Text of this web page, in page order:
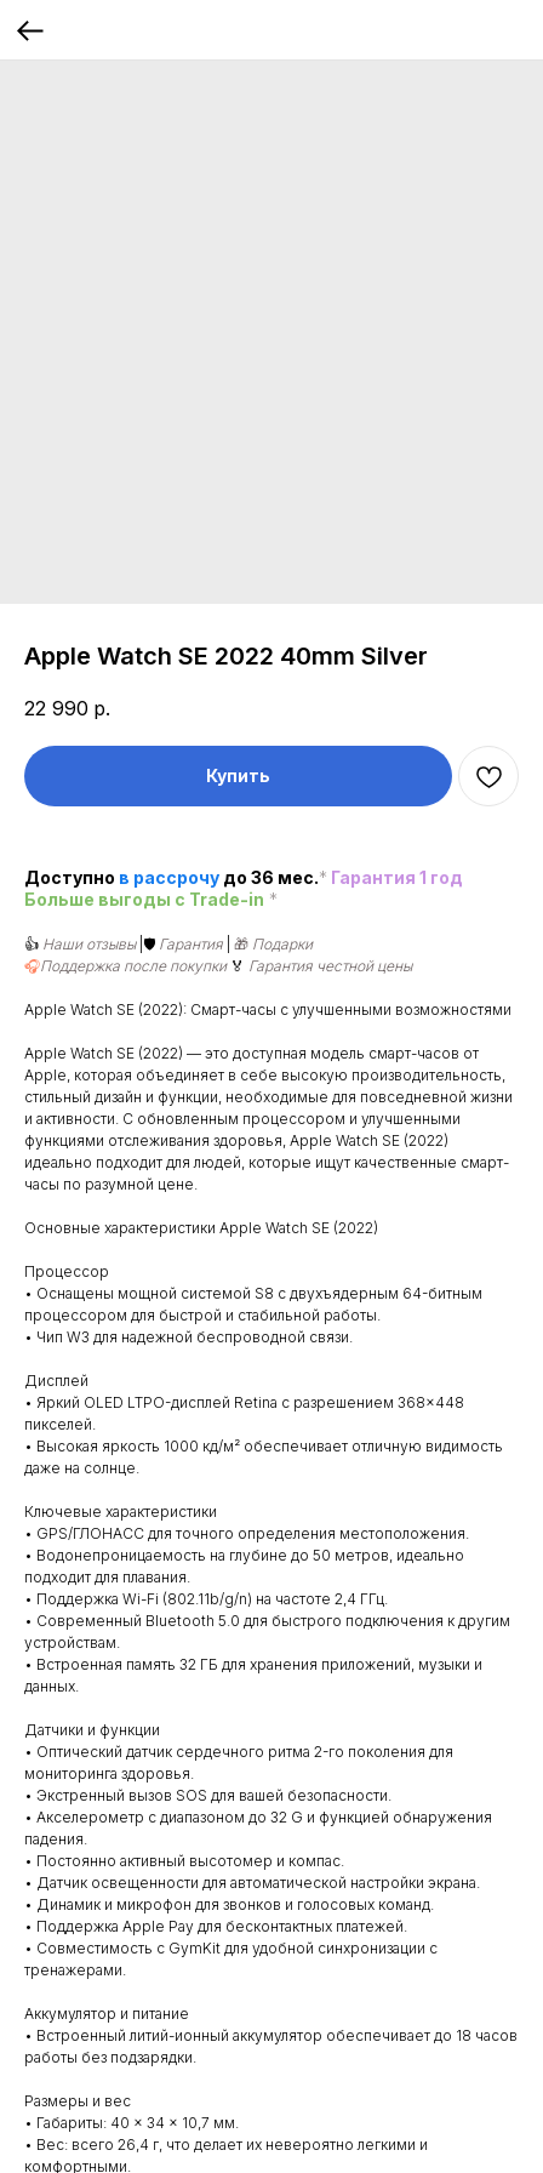
Apple Watch SE 2022 40mm Silver
22 990 р.
Купить
Доступно в рассрочу до 36 мес.* Гарантия 1 год
Больше выгоды c Trade-in *
👍 Наши отзывы |🛡️ Гарантия 🎁 Подарки
🎧Поддержка после покупки 🏅 Гарантия честной цены
Apple Watch SE (2022): Смарт-часы с улучшенными возможностями
Apple Watch SE (2022) — это доступная модель смарт-часов от
Apple, которая объединяет в себе высокую производительность,
стильный дизайн и функции, необходимые для повседневной жизни
и активности. С обновленным процессором и улучшенными
функциями отслеживания здоровья, Apple Watch SE (2022)
идеально подходит для людей, которые ищут качественные смарт-
часы по разумной цене.
Основные характеристики Apple Watch SE (2022)
Процессор
• Оснащены мощной системой S8 с двухъядерным 64-битным
процессором для быстрой и стабильной работы.
• Чип W3 для надежной беспроводной связи.
Дисплей
• Яркий OLED LTPO-дисплей Retina с разрешением 368×448
пикселей.
• Высокая яркость 1000 кд/м² обеспечивает отличную видимость
даже на солнце.
Ключевые характеристики
• GPS/ГЛОНАСС для точного определения местоположения.
• Водонепроницаемость на глубине до 50 метров, идеально
подходит для плавания.
• Поддержка Wi-Fi (802.11b/g/n) на частоте 2,4 ГГц.
• Современный Bluetooth 5.0 для быстрого подключения к другим
устройствам.
• Встроенная память 32 ГБ для хранения приложений, музыки и
данных.
Датчики и функции
• Оптический датчик сердечного ритма 2-го поколения для
мониторинга здоровья.
• Экстренный вызов SOS для вашей безопасности.
• Акселерометр с диапазоном до 32 G и функцией обнаружения
падения.
• Постоянно активный высотомер и компас.
• Датчик освещенности для автоматической настройки экрана.
• Динамик и микрофон для звонков и голосовых команд.
• Поддержка Apple Pay для бесконтактных платежей.
• Совместимость с GymKit для удобной синхронизации с
тренажерами.
Аккумулятор и питание
• Встроенный литий-ионный аккумулятор обеспечивает до 18 часов
работы без подзарядки.
Размеры и вес
• Габариты: 40 × 34 × 10,7 мм.
• Вес: всего 26,4 г, что делает их невероятно легкими и
комфортными.